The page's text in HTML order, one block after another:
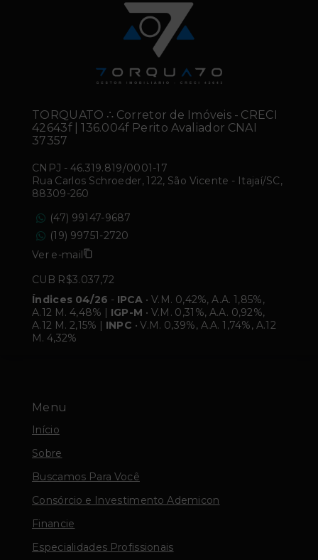
Menu
Início
Sobre
Buscamos Para Você
Consórcio e Investimento Ademicon
Financie
Especialidades Profissionais
TORQUATO ∴ Corretor de Imóveis - CRECI
42643f | 136.004f Perito Avaliador CNAI
37357
CNPJ - 46.319.819/0001-17
Rua Carlos Schroeder, 122, São Vicente - Itajaí/SC,
88309-260
(47) 99147-9687
(19) 99751-2720
Ver e-mail
CUB R$3.037,72
Índices 04/26 - IPCA • V.M. 0,42%, A.A. 1,85%,
A.12 M. 4,48% | IGP-M • V.M. 0,31%, A.A. 0,92%,
A.12 M. 2,15% | INPC • V.M. 0,39%, A.A. 1,74%, A.12
M. 4,32%